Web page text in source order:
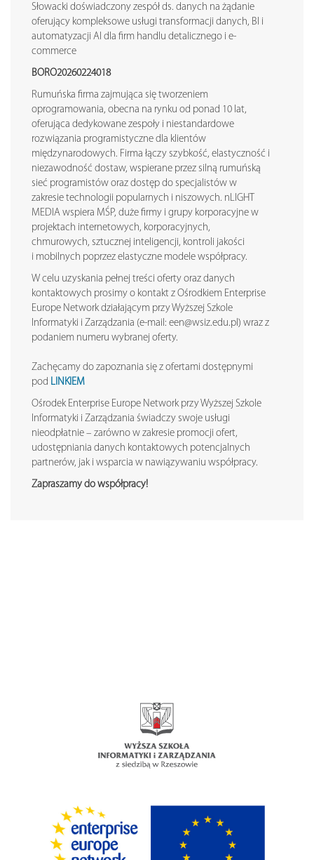
Słowacki doświadczony zespół ds. danych na żądanie
oferujący kompleksowe usługi transformacji danych, BI i
automatyzacji AI dla firm handlu detalicznego i e-
commerce
BORO20260224018
Rumuńska firma zajmująca się tworzeniem
oprogramowania, obecna na rynku od ponad 10 lat,
oferująca dedykowane zespoły i niestandardowe
rozwiązania programistyczne dla klientów
międzynarodowych. Firma łączy szybkość, elastyczność i
niezawodność dostaw, wspierane przez silną rumuńską
sieć programistów oraz dostęp do specjalistów w
zakresie technologii popularnych i niszowych. nLIGHT
MEDIA wspiera MŚP, duże firmy i grupy korporacyjne w
projektach internetowych, korporacyjnych,
chmurowych, sztucznej inteligencji, kontroli jakości
i mobilnych poprzez elastyczne modele współpracy.
W celu uzyskania pełnej treści oferty oraz danych
kontaktowych prosimy o kontakt z Ośrodkiem Enterprise
Europe Network działającym przy Wyższej Szkole
Informatyki i Zarządzania (e-mail: een@wsiz.edu.pl) wraz z
podaniem numeru wybranej oferty.
Zachęcamy do zapoznania się z ofertami dostępnymi
pod LINKIEM
Ośrodek Enterprise Europe Network przy Wyższej Szkole
Informatyki i Zarządzania świadczy swoje usługi
nieodpłatnie – zarówno w zakresie promocji ofert,
udostępniania danych kontaktowych potencjalnych
partnerów, jak i wsparcia w nawiązywaniu współpracy.
Zapraszamy do współpracy!